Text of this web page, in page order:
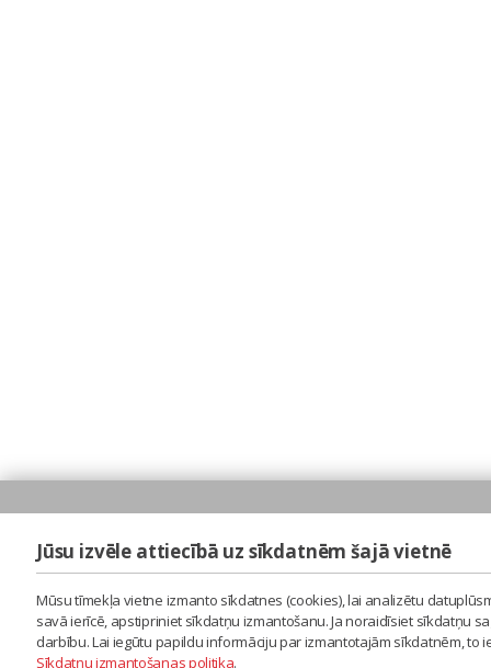
Jūsu izvēle attiecībā uz sīkdatnēm šajā vietnē
Mūsu tīmekļa vietne izmanto sīkdatnes (cookies), lai analizētu
savā ierīcē, apstipriniet sīkdatņu izmantošanu. Ja noraidīsiet sīkdatņu
darbību. Lai iegūtu papildu informāciju par izmantotajām sīkdatnēm,
Sīkdatņu izmantošanas politika.